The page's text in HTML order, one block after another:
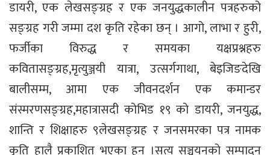
डायरी, एक लेखसङ्ग्रह र एक जनयुद्धकालीन पत्रहरुको
सङ्ग्रह गरी जम्मा दश कृति रहेका छन् । आगो, लाभा र हुरी,
फर्जीका विरुद्ध र समयका यक्षप्रश्नहरु
कवितासङ्ग्रह,मृत्युञ्जयी यात्रा, उत्सर्गगाथा, बेइजिङदेखि
बालीसम्म, आमा एक जीवनदर्शन एक कमान्डर
संस्मरणसङ्ग्रह,महात्रासदी कोभिड १९ को डायरी, जनयुद्ध,
शान्ति र शिक्षाहरु ९लेखसङ्ग्रह र जनसमरका पत्र नामक
कृति हालै प्रकाशित भएका हुन् ।सत्य सञ्चयनको सम्पादन